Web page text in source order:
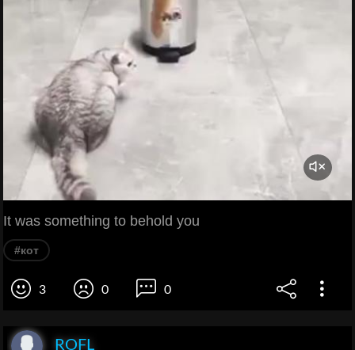
It was something to behold you
#кот
3 0 0
ROFL